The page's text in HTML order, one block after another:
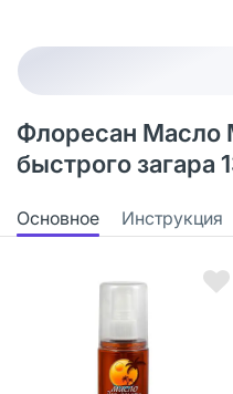
Флоресан Масло
быстрого загара
Основное Инструкция